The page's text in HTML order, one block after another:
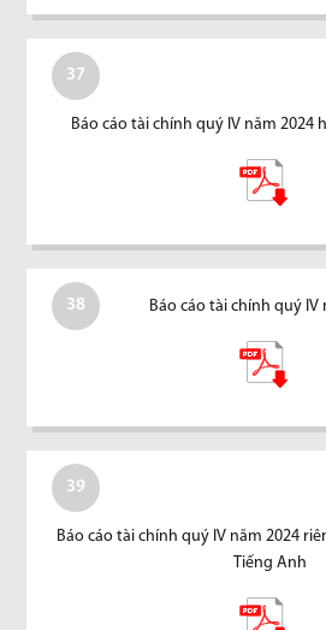
37
Báo cáo tài chính quý IV năm 2024
38 Báo cáo tài chính quý
39
Báo cáo tài chính quý IV năm 2024
Tiếng Anh